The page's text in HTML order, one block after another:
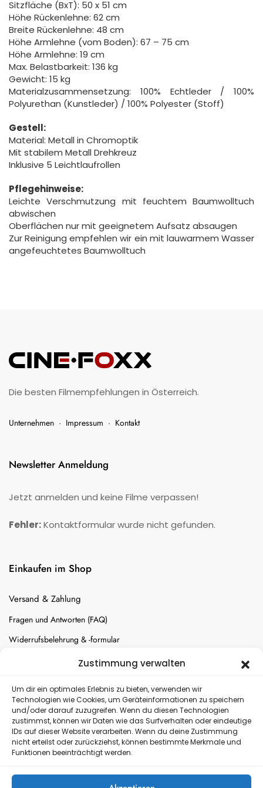
Zustimmung verwalten
Um dir ein optimales Erlebnis zu bieten, verwenden wir
Technologien wie Cookies, um Geräteinformationen zu speichern
und/oder darauf zuzugreifen. Wenn du diesen Technologien
zustimmst, können wir Daten wie das Surfverhalten oder eindeutige
IDs auf dieser Website verarbeiten. Wenn du deine Zustimmung
nicht erteilst oder zurückziehst, können bestimmte Merkmale und
Funktionen beeinträchtigt werden.
Sitzfläche (BxT): 50 x 51 cm
Höhe Rückenlehne: 62 cm
Breite Rückenlehne: 48 cm
Höhe Armlehne (vom Boden): 67 – 75 cm
Höhe Armlehne: 19 cm
Max. Belastbarkeit: 136 kg
Gewicht: 15 kg
Materialzusammensetzung: 100% Echtleder / 100%
Polyurethan (Kunstleder) / 100% Polyester (Stoff)
Gestell:
Material: Metall in Chromoptik
Mit stabilem Metall Drehkreuz
Inklusive 5 Leichtlaufrollen
Pflegehinweise:
Leichte Verschmutzung mit feuchtem Baumwolltuch
abwischen
Oberflächen nur mit geeignetem Aufsatz absaugen
Zur Reinigung empfehlen wir ein mit lauwarmem Wasser
angefeuchtetes Baumwolltuch
Die besten Filmempfehlungen in Österreich.
Unternehmen · Impressum · Kontakt
Newsletter Anmeldung
Jetzt anmelden und keine Filme verpassen!
Fehler:Kontaktformular wurde nicht gefunden.
Einkaufen im Shop
Versand & Zahlung
Fragen und Antworten (FAQ)
Widerrufsbelehrung & -formular
Batterien-Entsorgung
Versand
Kostenloser Rückversand